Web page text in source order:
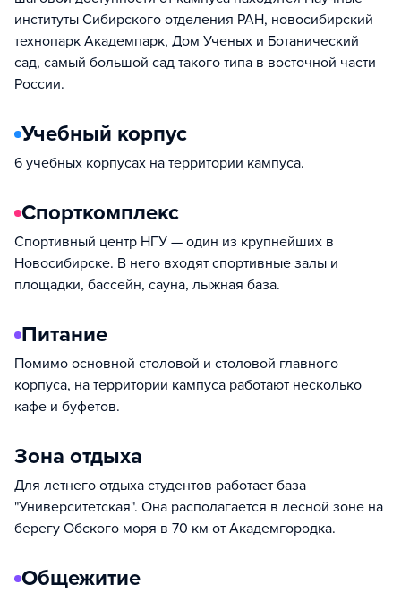
институты Сибирского отделения РАН, новосибирский
технопарк Академпарк, Дом Ученых и Ботанический
сад, самый большой сад такого типа в восточной части
России.
Учебный корпус
6 учебных корпусах на территории кампуса.
Спорткомплекс
Спортивный центр НГУ — один из крупнейших в
Новосибирске. В него входят спортивные залы и
площадки, бассейн, сауна, лыжная база.
Питание
Помимо основной столовой и столовой главного
корпуса, на территории кампуса работают несколько
кафе и буфетов.
Зона отдыха
Для летнего отдыха студентов работает база
"Университетская". Она располагается в лесной зоне на
берегу Обского моря в 70 км от Академгородка.
Общежитие